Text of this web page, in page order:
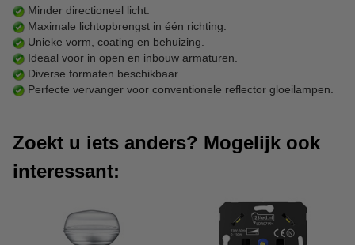
Minder directioneel licht.
Maximale lichtopbrengst in één richting.
Unieke vorm, coating en behuizing.
Ideaal voor in open en inbouw armaturen.
Diverse formaten beschikbaar.
Perfecte vervanger voor conventionele reflector gloeilampen.
Zoekt u iets anders? Mogelijk ook
interessant: